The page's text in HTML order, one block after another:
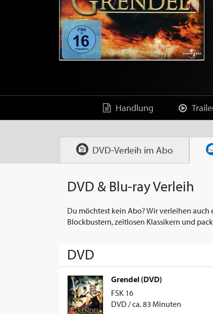
Handlung
DVD-Verleih im Abo
DVD & Blu-ray Verleih
Du möchtest kein Abo? Wir verleihen
Blockbustern, zeitlosen Klassikern und
DVD
Grendel (DVD)
FSK 16
DVD / ca. 83 Minuten